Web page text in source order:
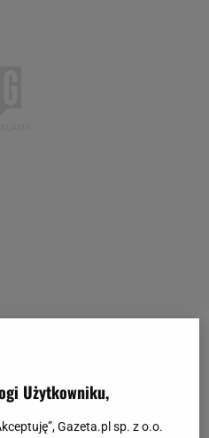
być otwarta. Kownacki
- awans lub jeśli Werder
Musi znacząco odbiec od
Użytkowniku,
Gazeta.pl sp. z o.o.